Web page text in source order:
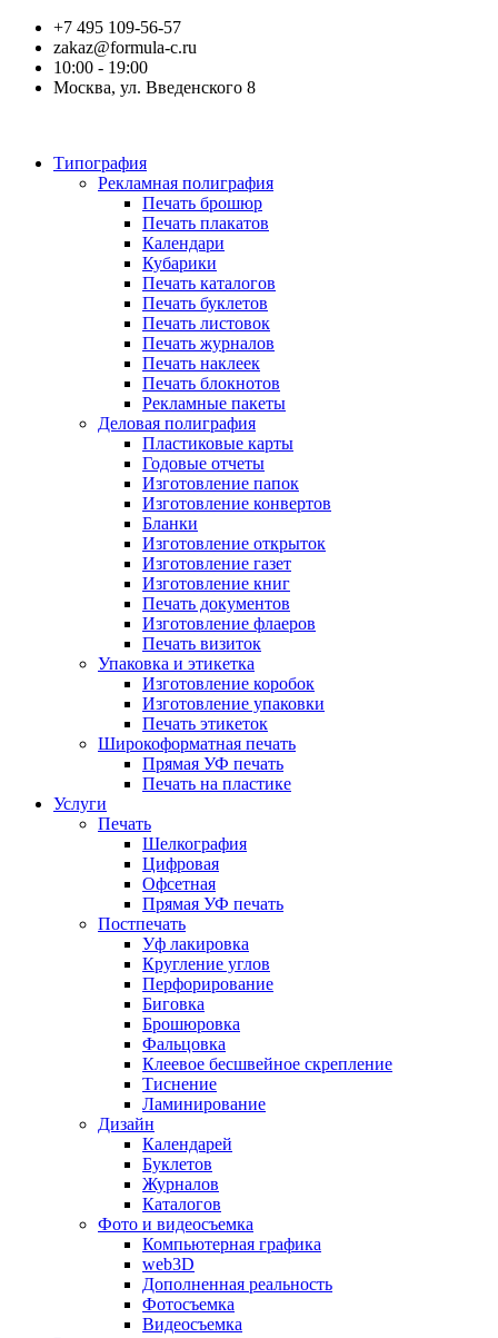
+7 495 109-56-57
zakaz@formula-c.ru
10:00 - 19:00
Москва, ул. Введенского 8
Типография
Рекламная полиграфия
Печать брошюр
Печать плакатов
Календари
Кубарики
Печать каталогов
Печать буклетов
Печать листовок
Печать журналов
Печать наклеек
Печать блокнотов
Рекламные пакеты
Деловая полиграфия
Пластиковые карты
Годовые отчеты
Изготовление папок
Изготовление конвертов
Бланки
Изготовление открыток
Изготовление газет
Изготовление книг
Печать документов
Изготовление флаеров
Печать визиток
Упаковка и этикетка
Изготовление коробок
Изготовление упаковки
Печать этикеток
Широкоформатная печать
Прямая УФ печать
Печать на пластике
Услуги
Печать
Шелкография
Цифровая
Офсетная
Прямая УФ печать
Постпечать
Уф лакировка
Кругление углов
Перфорирование
Биговка
Брошюровка
Фальцовка
Клеевое бесшвейное скрепление
Тиснение
Ламинирование
Дизайн
Календарей
Буклетов
Журналов
Каталогов
Фото и видеосъемка
Компьютерная графика
web3D
Дополненная реальность
Фотосъемка
Видеосъемка